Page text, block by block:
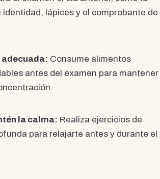
identidad, lápices y el comprobante de
Consume alimentos
antes del examen para mantener
la calma: Realiza ejercicios de
para relajarte antes y durante el